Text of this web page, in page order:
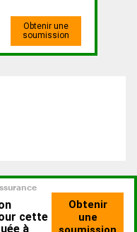
Obtenir une
soumission